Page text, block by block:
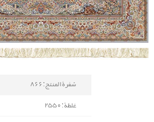
شفرة المنتج : 866
غلظة : 2550